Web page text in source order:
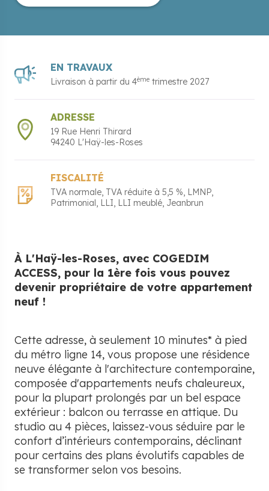
EN TRAVAUX
Livraison à partir du 4ème trimestre 2027
ADRESSE
19 Rue Henri Thirard
94240 L'Haÿ-les-Roses
FISCALITÉ
TVA normale TVA réduite à 5,5 % LMNP
Patrimonial LLI LLI meublé Jeanbrun
À L'Haÿ-les-Roses, avec COGEDIM
ACCESS, pour la 1ère fois vous pouvez
devenir propriétaire de votre appartement
neuf !
Cette adresse, à seulement 10 minutes* à pied
du métro ligne 14, vous propose une résidence
neuve élégante à l'architecture contemporaine,
composée d'appartements neufs chaleureux,
pour la plupart prolongés par un bel espace
extérieur : balcon ou terrasse en attique. Du
studio au 4 pièces, laissez-vous séduire par le
confort d’intérieurs contemporains, déclinant
pour certains des plans évolutifs capables de
se transformer selon vos besoins.